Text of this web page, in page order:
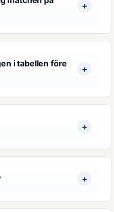
i tabellen före